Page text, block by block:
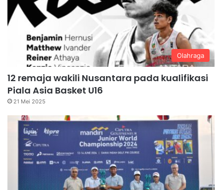
Olahraga
12 remaja wakili Nusantara pada kualifikasi
Piala Asia Basket U16
21 Mei 2025